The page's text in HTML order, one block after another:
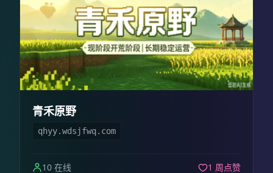
青禾原野
qhyy.wdsjfwq.com
10 在线 1 周点赞